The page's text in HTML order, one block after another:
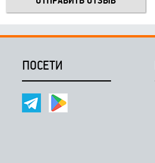
ПОСЕТИ